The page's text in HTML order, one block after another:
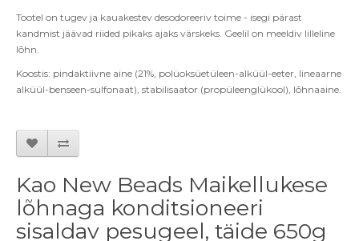
Tootel on tugev ja kauakestev desodoreeriv toime - isegi pärast
kandmist jäävad riided pikaks ajaks värskeks. Geelil on meeldiv lilleline
lõhn.
Koostis: pindaktiivne aine (21%, polüoksüetüleen-alküül-eeter, lineaarne
alküül-benseen-sulfonaat), stabilisaator (propüleenglükool), lõhnaaine.
Kao New Beads Maikellukese
lõhnaga konditsioneeri
sisaldav pesugeel, täide 650g